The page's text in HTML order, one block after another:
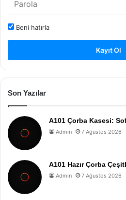
Beni hatırla
Kayıt Ol
Son Yazılar
A101 Çorba Kasesi:
Admin 7 Ağustos 2026
A101 Hazır Çorba
Admin 7 Ağustos 2026